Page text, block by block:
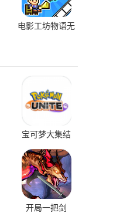
电影工坊物语无
宝可梦大集结
开局一把剑